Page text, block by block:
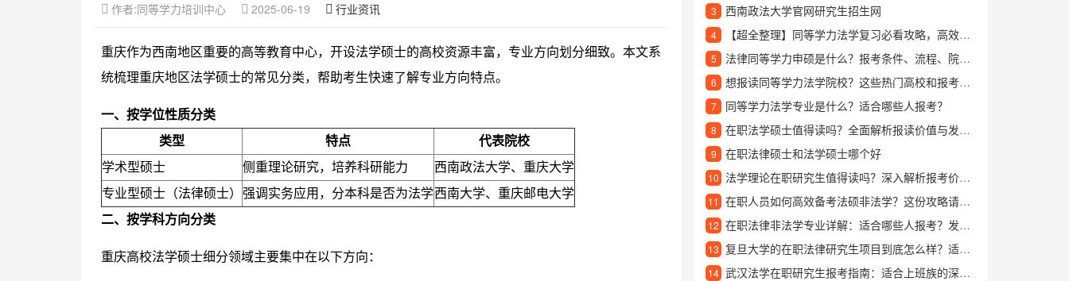
作者:同等学力培训中心 2025-06-19 行业资讯
重庆作为西南地区重要的高等教育中心，开设法学硕士的高校资源丰富，专业方向划分细致。本文系
统梳理重庆地区法学硕士的常见分类，帮助考生快速了解专业方向特点。
一、按学位性质分类
类型
特点
代表院校
学术型硕士
侧重理论研究，培养科研能力
西南政法大学、重庆大学
专业型硕士（法律硕士） 强调实务应用，分本科是否为法学西南大学、重庆邮电大学
二、按学科方向分类
重庆高校法学硕士细分领域主要集中在以下方向：
3 西南政法大学官网研究生招生网
4 【超全整理】同等学力法学复习必看攻略，高效备考技巧大公开！
5 法律同等学力申硕是什么？报考条件、流程、院校选择全攻略
6 想报读同等学力法学院校？这些热门高校和报考要点要知道
7 同等学力法学专业是什么？适合哪些人报考？
8 在职法学硕士值得读吗？全面解析报读价值与发展前景
9 在职法律硕士和法学硕士哪个好
10 法学理论在职研究生值得读吗？深入解析报考价值与学习方向
11 在职人员如何高效备考法硕非法学？这份攻略请收好
12 在职法律非法学专业详解：适合哪些人报考？发展前景如何？
13 复旦大学的在职法律研究生项目到底怎么样？适合哪些人报考？
14 武汉法学在职研究生报考指南：适合上班族的深造选择